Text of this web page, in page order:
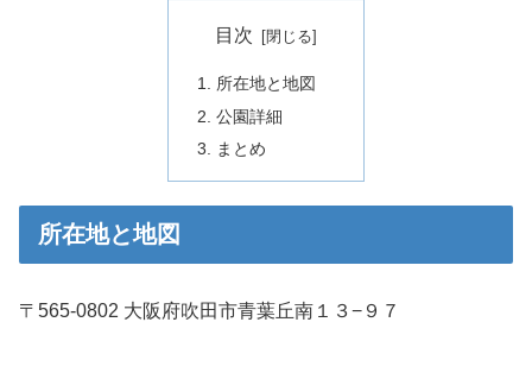
目次
所在地と地図
公園詳細
まとめ
所在地と地図
〒565-0802 大阪府吹田市青葉丘南１３−９７